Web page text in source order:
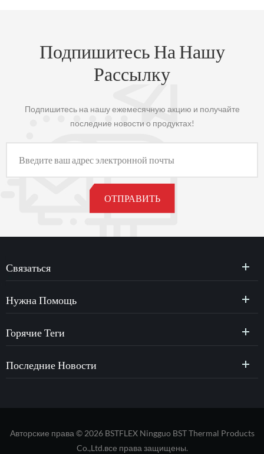
Подпишитесь На Нашу
Рассылку
Подпишитесь на нашу ежемесячную акцию и получайте
последние новости о продуктах!
Связаться
Нужна Помощь
Горячие Теги
Последние Новости
Авторские права © 2026 BSTFLEX Ningguo BST Thermal Products
Co.,Ltd.все права защищены.